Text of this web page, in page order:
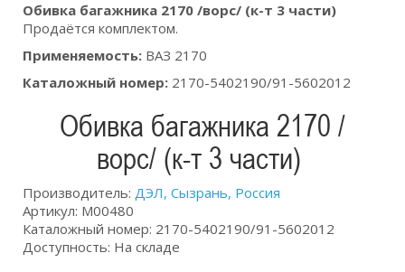
Обивка багажника 2170 /ворс/ (к-т 3 части)
Продаётся комплектом.
Применяемость: ВАЗ 2170
Каталожный номер: 2170-5402190/91-5602012
Обивка багажника 2170 /
ворс/ (к-т 3 части)
Производитель: ДЭЛ, Сызрань, Россия
Артикул: М00480
Каталожный номер: 2170-5402190/91-5602012
Доступность: На складе